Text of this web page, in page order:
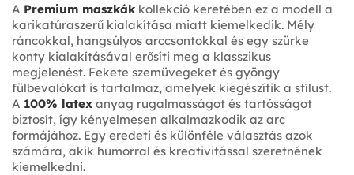
A Premium maszkák kollekció keretében ez a modell a
karikatúraszerű kialakítása miatt kiemelkedik. Mély
ráncokkal, hangsúlyos arccsontokkal és egy szürke
konty kialakításával erősíti meg a klasszikus
megjelenést. Fekete szemüvegeket és gyöngy
fülbevalókat is tartalmaz, amelyek kiegészítik a stílust.
A 100% latex anyag rugalmasságot és tartósságot
biztosít, így kényelmesen alkalmazkodik az arc
formájához. Egy eredeti és különféle választás azok
számára, akik humorral és kreativitással szeretnének
kiemelkedni.